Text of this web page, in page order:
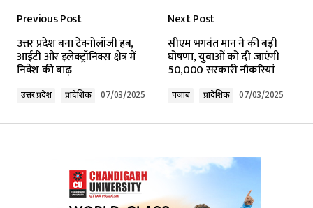
Previous Post
उत्तर प्रदेश बना टेक्नोलॉजी हब,
आईटी और इलेक्ट्रॉनिक्स क्षेत्र में
निवेश की बाढ़
उत्तर प्रदेश प्रादेशिक 07/03/2025
Next Post
सीएम भगवंत मान ने की बड़ी
घोषणा, युवाओं को दी जाएंगी
50,000 सरकारी नौकरियां
पंजाब प्रादेशिक 07/03/2025